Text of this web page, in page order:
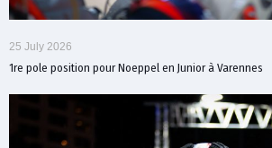
25 July 2026
1re pole position pour Noeppel en Junior à Varennes